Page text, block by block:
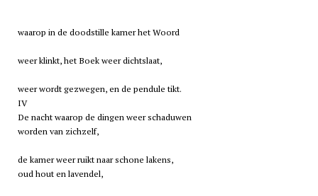
waarop in de doodstille kamer het Woord
weer klinkt, het Boek weer dichtslaat,
weer wordt gezwegen, en de pendule tikt.
IV
De nacht waarop de dingen weer schaduwen
worden van zichzelf,
de kamer weer ruikt naar schone lakens,
oud hout en lavendel,